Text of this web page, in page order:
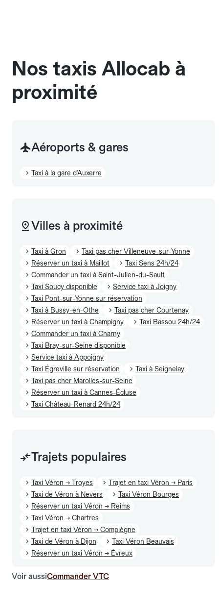
Nos taxis Allocab à
proximité
Aéroports & gares
Taxi à la gare d'Auxerre
Villes à proximité
Taxi à Gron
Taxi pas cher Villeneuve-sur-Yonne
Réserver un taxi à Maillot
Taxi Sens 24h/24
Commander un taxi à Saint-Julien-du-Sault
Taxi Soucy disponible
Service taxi à Joigny
Taxi Pont-sur-Yonne sur réservation
Taxi à Bussy-en-Othe
Taxi pas cher Courtenay
Réserver un taxi à Champigny
Taxi Bassou 24h/24
Commander un taxi à Charny
Taxi Bray-sur-Seine disponible
Service taxi à Appoigny
Taxi Égreville sur réservation
Taxi à Seignelay
Taxi pas cher Marolles-sur-Seine
Réserver un taxi à Cannes-Écluse
Taxi Château-Renard 24h/24
Trajets populaires
Taxi Véron → Troyes
Trajet en taxi Véron → Paris
Taxi de Véron à Nevers
Taxi Véron Bourges
Réserver un taxi Véron → Reims
Taxi Véron → Chartres
Trajet en taxi Véron → Compiègne
Taxi de Véron à Dijon
Taxi Véron Beauvais
Réserver un taxi Véron → Évreux
Voir aussiCommander VTC